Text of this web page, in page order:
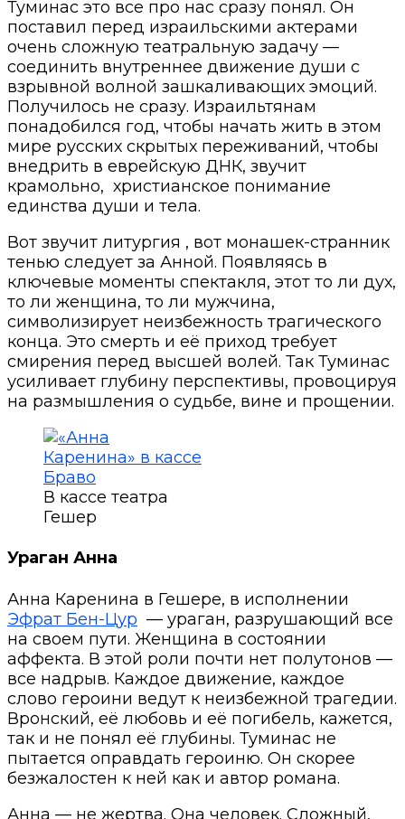
Туминас это все про нас сразу понял. Он
поставил перед израильскими актерами
очень сложную театральную задачу —
соединить внутреннее движение души с
взрывной волной зашкаливающих эмоций.
Получилось не сразу. Израильтянам
понадобился год, чтобы начать жить в этом
мире русских скрытых переживаний, чтобы
внедрить в еврейскую ДНК, звучит
крамольно, христианское понимание
единства души и тела.
Вот звучит литургия , вот монашек-странник
тенью следует за Анной. Появляясь в
ключевые моменты спектакля, этот то ли дух,
то ли женщина, то ли мужчина,
символизирует неизбежность трагического
конца. Это смерть и её приход требует
смирения перед высшей волей. Так Туминас
усиливает глубину перспективы, провоцируя
на размышления о судьбе, вине и прощении.
В кассе театра
Гешер
Ураган Анна
Анна Каренина в Гешере, в исполнении
Эфрат Бен-Цур — ураган, разрушающий все
на своем пути. Женщина в состоянии
аффекта. В этой роли почти нет полутонов —
все надрыв. Каждое движение, каждое
слово героини ведут к неизбежной трагедии.
Вронский, её любовь и её погибель, кажется,
так и не понял её глубины. Туминас не
пытается оправдать героиню. Он скорее
безжалостен к ней как и автор романа.
Анна — не жертва. Она человек. Сложный,